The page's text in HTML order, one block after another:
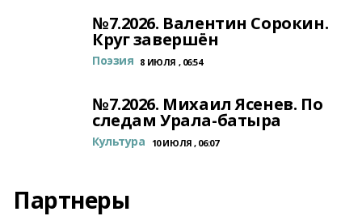
№7.2026. Валентин Сорокин.
Круг завершён
Поэзия 8 ИЮЛЯ , 06:54
№7.2026. Михаил Ясенев. По
следам Урала-батыра
Культура 10 ИЮЛЯ , 06:07
Партнеры